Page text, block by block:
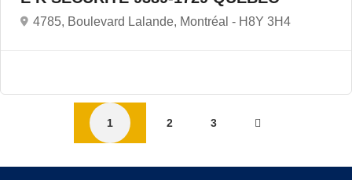
4785, Boulevard Lalande, Montréal - H8Y 3H4
1 2 3